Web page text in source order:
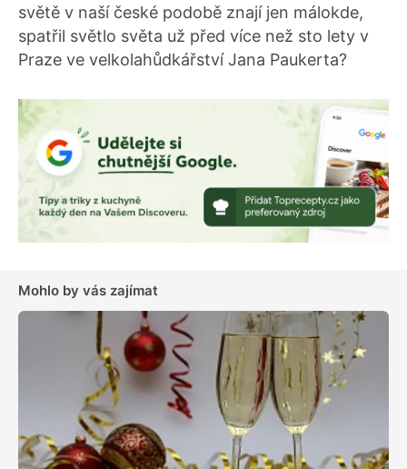
světě v naší české podobě znají jen málokde,
spatřil světlo světa už před více než sto lety v
Praze ve velkolahůdkářství Jana Paukerta?
Mohlo by vás zajímat